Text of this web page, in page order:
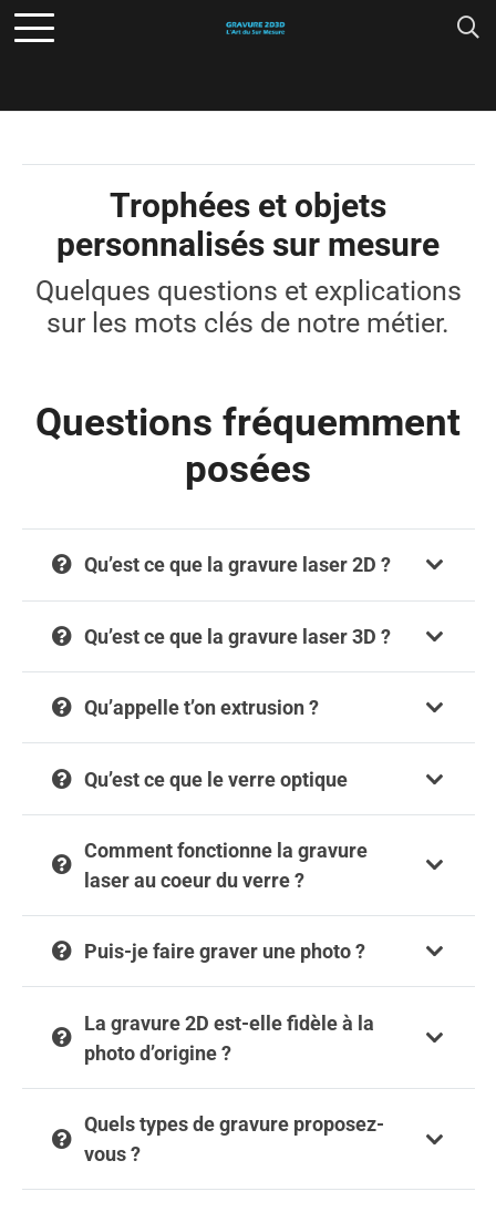
Trophées et objets
personnalisés sur mesure
Quelques questions et explications
sur les mots clés de notre métier.
Questions fréquemment
posées
Qu’est ce que la gravure laser 2D ?
Qu’est ce que la gravure laser 3D ?
Qu’appelle t’on extrusion ?
Qu’est ce que le verre optique
Comment fonctionne la gravure
laser au coeur du verre ?
Puis-je faire graver une photo ?
La gravure 2D est-elle fidèle à la
photo d’origine ?
Quels types de gravure proposez-
vous ?